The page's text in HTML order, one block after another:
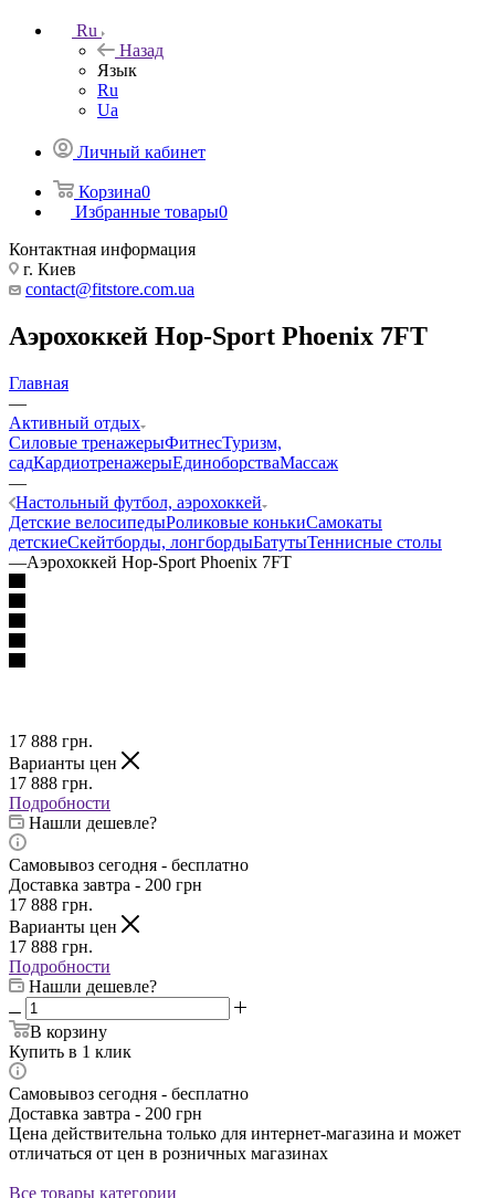
Ru
Назад
Язык
Ru
Ua
Личный кабинет
Корзина0
Избранные товары0
Контактная информация
г. Киев
contact@fitstore.com.ua
Аэрохоккей Hop-Sport Phoenix 7FT
Главная
—
Активный отдых
Силовые тренажерыФитнесТуризм,
садКардиотренажерыЕдиноборстваМассаж
—
Настольный футбол, аэрохоккей
Детские велосипедыРоликовые конькиСамокаты
детскиеСкейтборды, лонгбордыБатутыТеннисные столы
—Аэрохоккей Hop-Sport Phoenix 7FT
17 888 грн.
Варианты цен
17 888 грн.
Подробности
Нашли дешевле?
Самовывоз сегодня - бесплатно
Доставка завтра - 200 грн
17 888 грн.
Варианты цен
17 888 грн.
Подробности
Нашли дешевле?
В корзину
Купить в 1 клик
Самовывоз сегодня - бесплатно
Доставка завтра - 200 грн
Цена действительна только для интернет-магазина и может
отличаться от цен в розничных магазинах
Все товары категории